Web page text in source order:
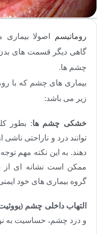
روماتیسم
اصولا بیماری
گاهی دیگر قسمت های بدن
چشم ها.
بیماری های چشم که با
زیر می باشد:
خشکی چشم ها: بطور
توانند درد و ناراحتی ناشی
دهند. به این نکته مهم
ممکن است نشانه ای از
گروه بیماری های خود
التهاب داخلی چشم
و درد چشم، حساسیت به